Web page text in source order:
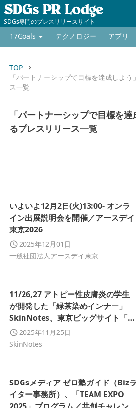
SDGs専門のプレスリリースサイト
17Goals テクノロジー アプリ
TOP keyboard_arrow_right
「パートナーシップで目標を達成しよ
ス一覧
「パートナーシップで目標を
るプレスリリース一覧
いよいよ12月2日(火)13:00- オンラ
イン出展説明会を開催／アースデイ
東京2026
2025年12月01日
一般社団法人アースデイ東京
11/26,27 アトピー性皮膚炎の学生
が開発した「緑茶染めインナー」
SkinNotes、東京ビッグサイト「ビ
ジネスチャンスEXPO in TOKYO
2025」へ出展
2025年11月25日
SkinNotes
SDGsメディア ゼロ塾ガイド（Bizラ
イター事務所）、「TEAM EXPO